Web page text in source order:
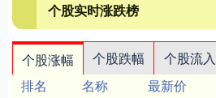
个股实时涨跌榜
个股涨幅 个股跌幅 个股流入
排名
名称 最新价